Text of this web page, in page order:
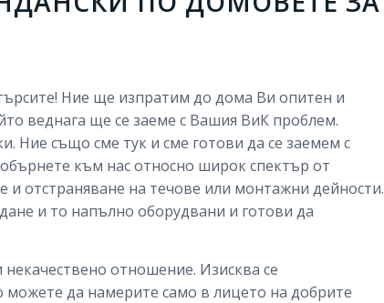
Ние ще изпратим до дома Ви опитен и
веднага ще се заеме с Вашия ВиК проблем.
Ние също сме тук и сме готови да се заемем с
към нас относно широк спектър от
отстраняване на течове или монтажни дейности.
и то напълно оборудвани и готови да
отношение. Изисква се
да намерите само в лицето на добрите